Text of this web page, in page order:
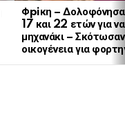
Φpiκη –
17 και 22 ετών για
μηχανάκι – Σκότωσαν
οικογένεια για